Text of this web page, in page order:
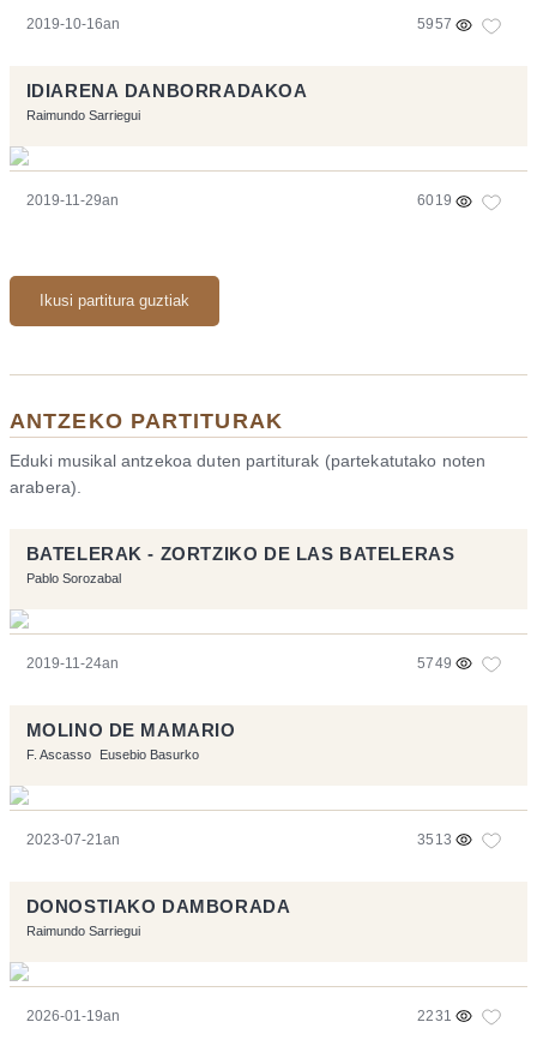
2019-10-16an 5957
IDIARENA DANBORRADAKOA
Raimundo Sarriegui
2019-11-29an 6019
Ikusi partitura guztiak
ANTZEKO PARTITURAK
Eduki musikal antzekoa duten partiturak (partekatutako noten
arabera).
BATELERAK - ZORTZIKO DE LAS BATELERAS
Pablo Sorozabal
2019-11-24an 5749
MOLINO DE MAMARIO
F. Ascasso Eusebio Basurko
2023-07-21an 3513
DONOSTIAKO DAMBORADA
Raimundo Sarriegui
2026-01-19an 2231